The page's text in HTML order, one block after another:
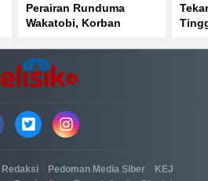
Perairan Runduma
Wakatobi, Korban
Redaksi Pedoman Media Siber KEJ